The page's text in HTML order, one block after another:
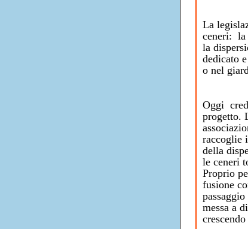
La
ceneri: la
la
dedicato
o nel
Oggi
progetto.
raccoglie
della
le ceneri
Proprio
fusione
messa a